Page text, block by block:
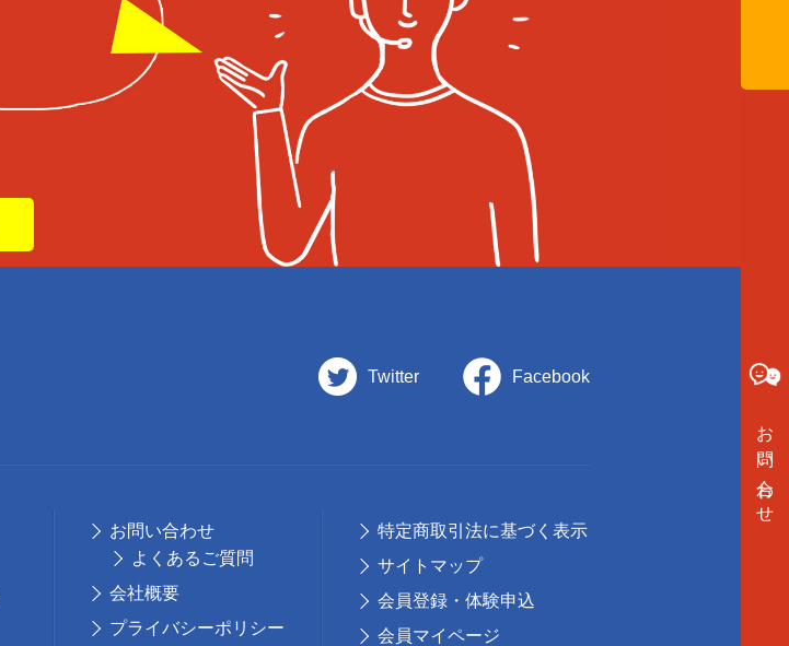
お問い合わせ
Twitter Facebook
お問い合わせ
よくあるご質問
会社概要
プライバシーポリシー
特定商取引法に基づく表示
サイトマップ
会員登録・体験申込
会員マイページ